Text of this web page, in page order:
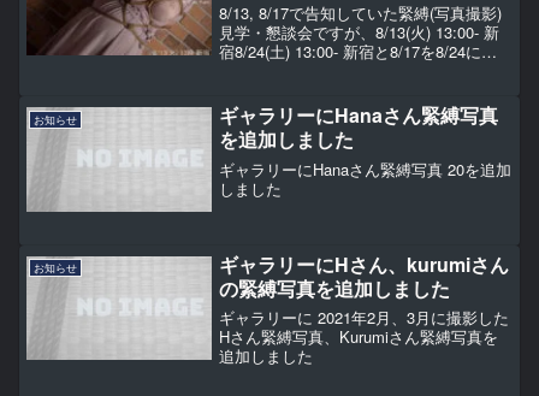
8/13, 8/17で告知していた緊縛(写真撮影)
見学・懇談会ですが、8/13(火) 13:00- 新
宿8/24(土) 13:00- 新宿と8/17を8/24に変
お知らせ
ギャラリーにHanaさん緊縛写真
を追加しました
ギャラリーにHanaさん緊縛写真 20を追加
しました
お知らせ
ギャラリーにHさん、kurumiさん
の緊縛写真を追加しました
ギャラリーに 2021年2月、3月に撮影した
Hさん緊縛写真、Kurumiさん緊縛写真を
追加しました